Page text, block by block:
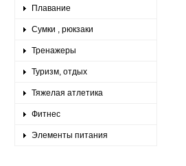
Плавание
Сумки , рюкзаки
Тренажеры
Туризм, отдых
Тяжелая атлетика
Фитнес
Элементы питания